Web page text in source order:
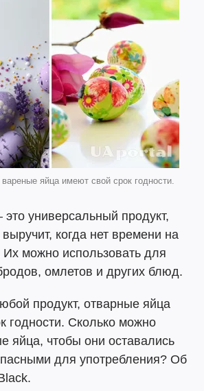
яйца имеют свой срок годности.
универсальный продукт,
когда нет времени на
Их можно использовать для
омлетов и других блюд.
продукт, отварные яйца
годности. Сколько можно
яйца, чтобы они оставались
для употребления? Об